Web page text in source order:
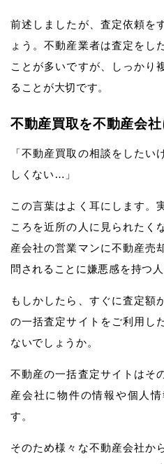
前述しましたが、査定依頼を
ょう。不動産業者は査定をし
ことが多いですが、しっかり
ることが大切です。
不動産買取を不動産会
「不動産買取の相談をしたい
しくない…」
この言葉はよく耳にします。
ころを近所の人に見られたく
産会社の営業マンに不動産売
問されることに嫌悪感を持つ
もしかしたら、すぐに査定額
の一括査定サイトをご利用し
ないでしょうか。
不動産の一括査定サイトはそ
産会社に物件の情報や個人
す。
そのため様々な不動産会社か